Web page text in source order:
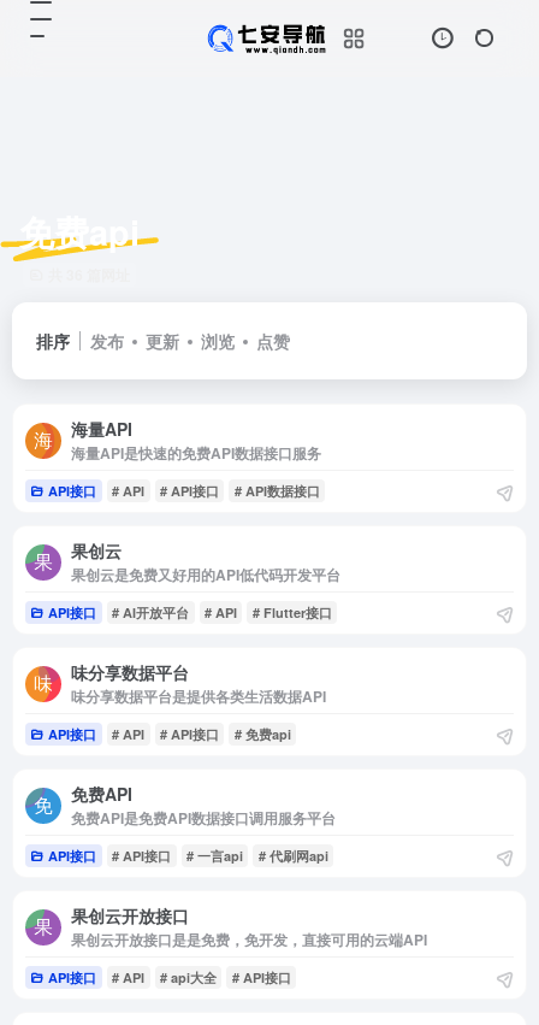
免费api
排序 发布 更新 浏览 点赞
海量API
海量API是快速的免费API数据接口服务
API接口 # API # API接口 # API数据接口
果创云
果创云是免费又好用的API低代码开发平台
API接口 # AI开放平台 # API # Flutter接口
味分享数据平台
味分享数据平台是提供各类生活数据API
API接口 # API # API接口 # 免费api
免费API
免费API是免费API数据接口调用服务平台
API接口 # API接口 # 一言api # 代刷网api
果创云开放接口
果创云开放接口是是免费，免开发，直接可用的云端API
API接口 # API # api大全 # API接口